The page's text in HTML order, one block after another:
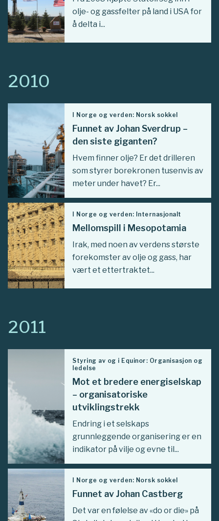
olje- og gassfelter på land i USA for
å delta i...
2010
I Norge og verden: Norsk sokkel
Funnet av Johan Sverdrup –
den siste giganten?
Hvem finner olje? Er det drilleren
som styrer borekronen tusenvis av
meter under havet? Er...
I Norge og verden: Internasjonalt
Mellomspill i Mesopotamia
Irak, med noen av verdens største
forekomster av olje og gass, har
vært et ettertraktet...
2011
Styring av og i Equinor: Organisasjon og
ledelse
Mot et bredere energiselskap
– organisatoriske
utviklingstrekk
Endring i et selskaps
grunnleggende organisering er en
indikator på vilje og evne til...
I Norge og verden: Norsk sokkel
Funnet av Johan Castberg
Det var en følelse av «do or die» på